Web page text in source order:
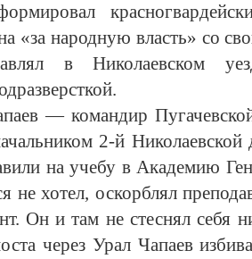
«за народную власть» со
в Николаевском
— командир
2-й
на учебу в Академию
не хотел, оскорблял
Он и там не стеснял себя
через Урал Чапаев